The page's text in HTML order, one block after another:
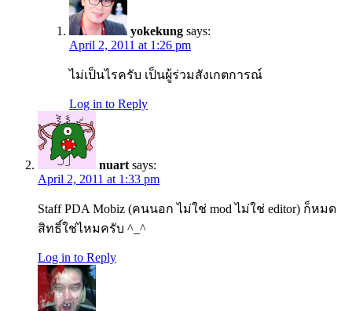
yokekung says:
April 2, 2011 at 1:26 pm
ไม่เป็นไรครับ เป็นผู้ร่วมสังเกตการณ์
Log in to Reply
nuart says:
April 2, 2011 at 1:33 pm
Staff PDA Mobiz (คนนอก ไม่ใช่ mod ไม่ใช่ editor) ก็หมด
สิทธิ์ใช่ไหมครับ ^_^
Log in to Reply